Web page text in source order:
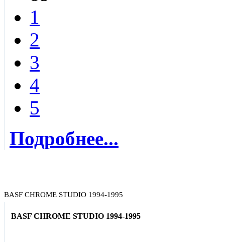
1
2
3
4
5
Подробнее...
BASF CHROME STUDIO 1994-1995
BASF CHROME STUDIO 1994-1995